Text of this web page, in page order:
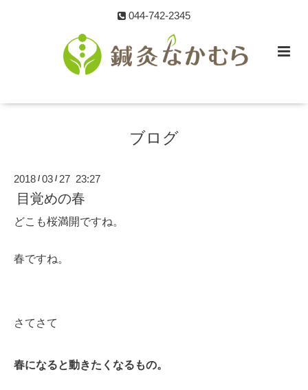
044-742-2345
ブログ
2018 /03 / 27 23:27
目覚めの春
どこも桜満開ですね。
春ですね。
さてさて
春になると動きたくなるもの。